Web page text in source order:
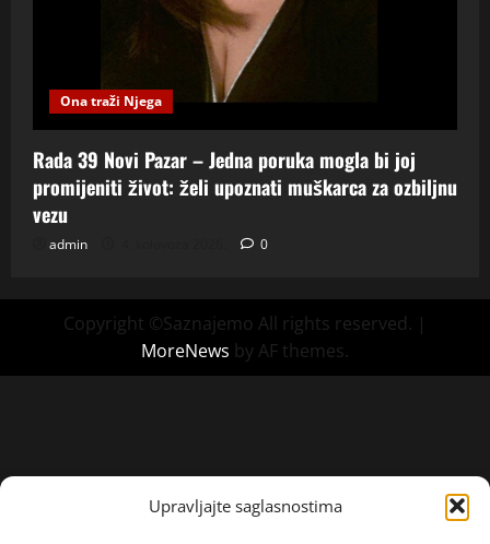
Upravljajte saglasnostima
Ona traži Njega
Rada 39 Novi Pazar – Jedna poruka mogla bi joj
promijeniti život: želi upoznati muškarca za ozbiljnu
vezu
admin 0
Copyright ©Saznajemo All rights reserved. |
MoreNews by AF themes.